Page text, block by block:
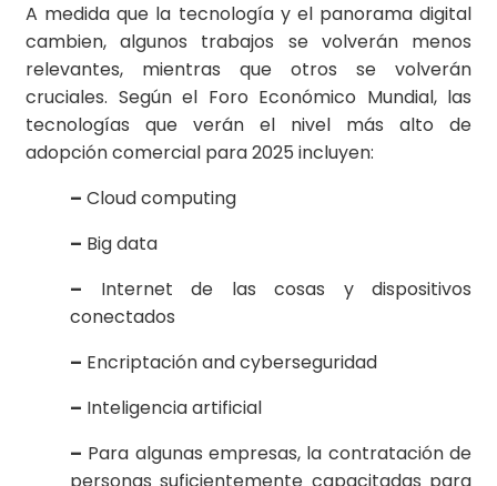
A medida que la tecnología y el panorama digital
cambien, algunos trabajos se volverán menos
relevantes, mientras que otros se volverán
cruciales. Según el Foro Económico Mundial, las
tecnologías que verán el nivel más alto de
adopción comercial para 2025 incluyen:
– Cloud computing
– Big data
– Internet de las cosas y dispositivos
conectados
– Encriptación and cyberseguridad
– Inteligencia artificial
– Para algunas empresas, la contratación de